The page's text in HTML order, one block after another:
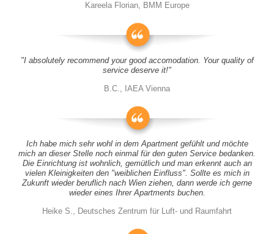
Kareela Florian, BMM Europe
"I absolutely recommend your good accomodation. Your quality of
service deserve it!"
B.C., IAEA Vienna
Ich habe mich sehr wohl in dem Apartment gefühlt und möchte
mich an dieser Stelle noch einmal für den guten Service bedanken.
Die Einrichtung ist wohnlich, gemütlich und man erkennt auch an
vielen Kleinigkeiten den "weiblichen Einfluss". Sollte es mich in
Zukunft wieder beruflich nach Wien ziehen, dann werde ich gerne
wieder eines Ihrer Apartments buchen.
Heike S., Deutsches Zentrum für Luft- und Raumfahrt